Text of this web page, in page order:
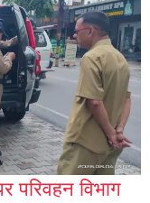
परिवहन विभाग